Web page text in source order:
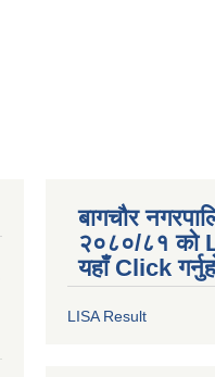
बागचौर
२०८०/८१ को
यहाँ Click
LISA Result